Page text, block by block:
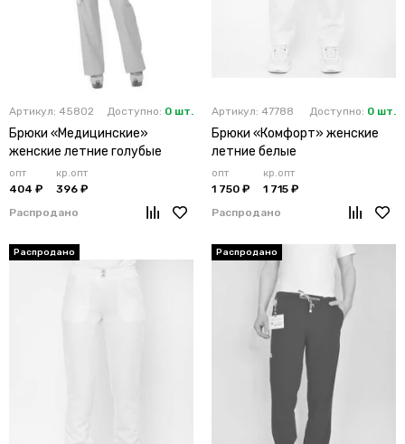
Артикул: 45802 Доступно: 0 шт.
Брюки «Медицинские»
женские летние голубые
опт
404 ₽
кр.опт
396 ₽
Распродано
Артикул: 47788 Доступно: 0 шт.
Брюки «Комфорт» женские
летние белые
опт
1 750 ₽
кр.опт
1 715 ₽
Распродано